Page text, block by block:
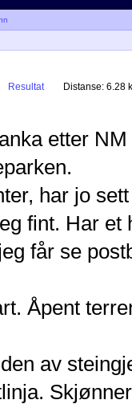
Resultat Distanse: 6.28
etter
har jo
fint. Har
får se
Åpent
av